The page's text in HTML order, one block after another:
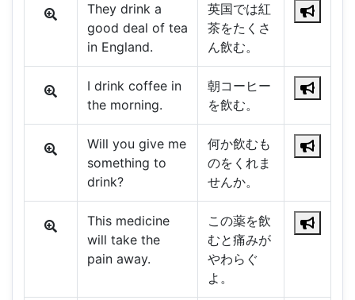
They drink a
good deal of tea
in England.
英国では紅
茶をたくさ
ん飲む。
I drink coffee in
the morning.
朝コーヒー
を飲む。
Will you give me
something to
drink?
何か飲むも
のをくれま
せんか。
This medicine
will take the
pain away.
この薬を飲
むと痛みが
やわらぐ
よ。